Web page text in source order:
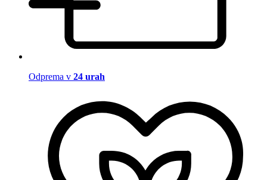
Odprema v 24 urah